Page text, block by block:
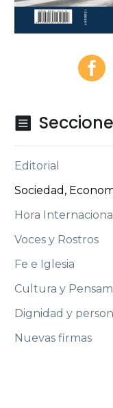

Editorial
Sociedad,
Hora Internacional
Voces y Rostros
Fe e Iglesia
Cultura y
Dignidad y
Nuevas firmas